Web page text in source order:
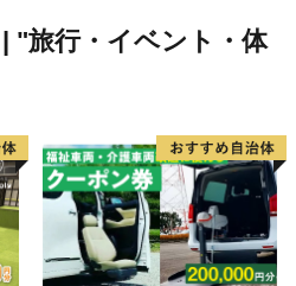
お礼の品をご用意しましたの
"旅行・イベント・体